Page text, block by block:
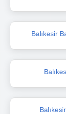
Balıkesir